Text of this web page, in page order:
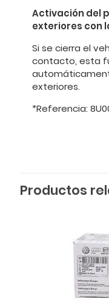
Activación del
exteriores con
Si se cierra el
contacto, esta
exteriores.
*Referencia:
Productos